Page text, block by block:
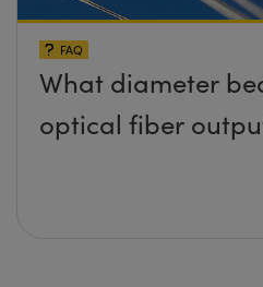
FAQ
What diameter
optical fiber